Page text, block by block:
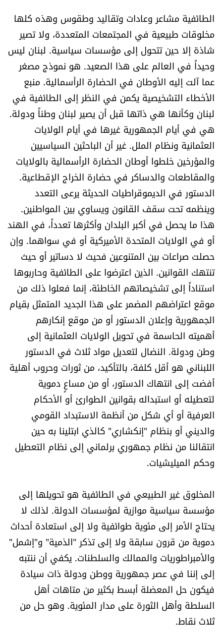
الطائفية مشاعر وعادات وتقاليد وطقوس وهذه كلها
مخلوقات طبيعية في المجتمعات المتعددة، ولا تصير
شاذة إلا حين تتحول إلى مؤسسات سياسية. لبنان ليس
وحيداً في العالم على هذا الصعيد. هو نموذج مصغر
عما آلت إليه الأوطان في الحضارة الرأسمالية. منبع
الأخطاء التشخيصية يكمن في النظر إلى الطائفية في
لبنان وكأنها هي ذاتها قبل أن يصير لبنان وطناً ودولة.
هي في أيام الجمهورية غيرها في أيام الولايات
العثمانية ونظام الملل. غير أن الباحثين السياسيين
والمؤرخين خلطوا أوطان الحضارة الرأسمالية بالولايات
والمقاطعات والدساكر في حضارة الخراج الإقطاعية.
الدستور في الديموقراطيات الحديثة يرعى التعدد
وينظمه تحت سقف القانون ويساوي بين المواطنين.
هذا ما يحصل في أكبر البلدان وأكثرها تعدداً، في الهند
أو في الولايات المتحدة الأميركية أو في سواهما. وإن
حصلت صراعات بين المتنوعين فحيث لا دساتير أو حيث
تنتهك القوانين. الذين اعترضوا على الطائفية وحاربوها
استناداً إلى تشخيصاتهم الخاطئة، إنما فعلوا ذلك من
موقع اعتراضهم المضمر على هذا الجديد المتمثل بقيام
الجمهورية وإعلان الدستور أو من موقع إنكارهم
أهميته الحاسمة في تحويل الولايات العثمانية إلى
وطن ودولة. النضال لتعديل مواد ثلاث في الدستور
اللبناني هو أقل كلفة، بالتأكيد، من ثورات وحروب أهلية
أفضت إلى انتهاك الدستور، أو من مساعٍ دموية
لتعطيله أو استبداله بقوانين الطوارئ أو الأحكام
العرفية أو أي شكل من أنظمة الاستبداد القومي
والديني أو بنظام "إنكشاري" كالذي ابتلينا به حين
انتقالنا من نظام جمهوري برلماني إلى نظام التعطيل
وحكم الميليشيات.
المخلوق غير الطبيعي في الطائفية هو تحويلها إلى
مؤسسة سياسية موازية لمؤسسات الدولة. لذلك لا
يحتاج الأمر إلى مئوية طوائفية ولا إلى استعادة أحداث
دموية من قرون سابقة ولا إلى تذكر "الذمية" و"إشمل"
والأمبراطوريات والممالك والسلطنات. يكفي أن ننتبه
إلى إننا في عصر جمهورية ووطن ودولة ذات سيادة
فيكون حل المعضلة أبسط بكثير من متاهات أهل
السلطة وأهل الثورة على مدار المئوية. وهو حل من
ثلاث نقاط.